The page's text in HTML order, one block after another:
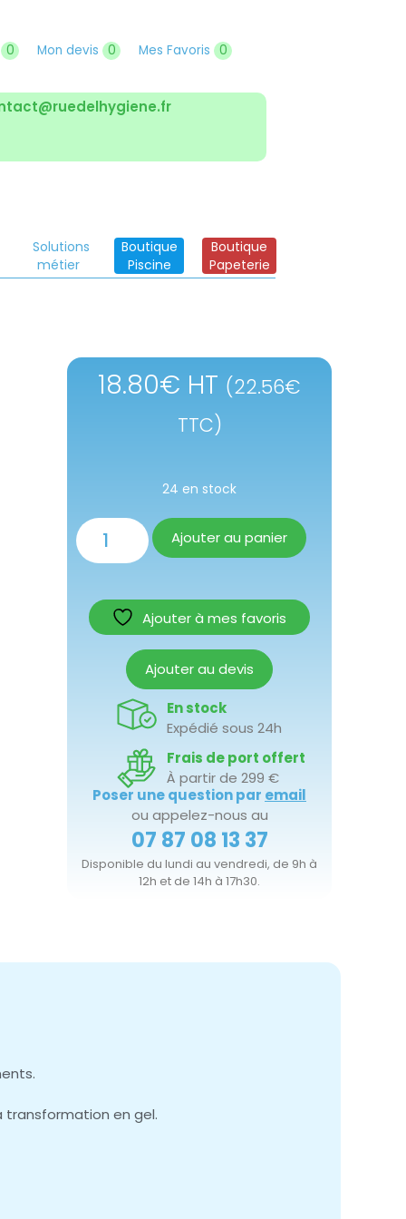
0 Mon devis 0 Mes Favoris 0
Solutions
métier
Boutique
Piscine
Boutique
Papeterie
18.80€ HT (22.56€
TTC)
24 en stock
Ajouter au panier
Ajouter à mes favoris
Ajouter au devis
En stock
Expédié sous 24h
Frais de port offert
À partir de 299 €
Poser une question par email
ou appelez-nous au
07 87 08 13 37
Disponible du lundi au vendredi, de 9h à
12h et de 14h à 17h30.
transformation en gel.